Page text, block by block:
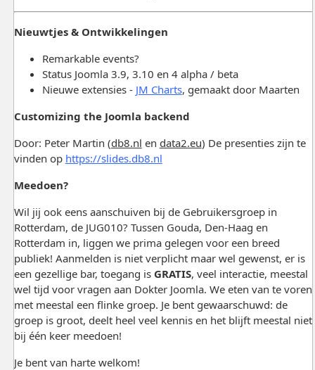
Nieuwtjes & Ontwikkelingen
Remarkable events?
Status Joomla 3.9, 3.10 en 4 alpha / beta
Nieuwe extensies - JM Charts, gemaakt door Maarten
Customizing the Joomla backend
Door: Peter Martin (db8.nl en data2.eu) De presenties zijn te
vinden op https://slides.db8.nl
Meedoen?
Wil jij ook eens aanschuiven bij de Gebruikersgroep in
Rotterdam, de JUG010? Tussen Gouda, Den-Haag en
Rotterdam in, liggen we prima gelegen voor een breed
publiek! Aanmelden is niet verplicht maar wel gewenst, er is
een gezellige bar, toegang is GRATIS, veel interactie, meestal
wel tijd voor vragen aan Dokter Joomla. We eten van te voren
met meestal een flinke groep. Je bent gewaarschuwd: de
groep is groot, deelt heel veel kennis en het blijft meestal niet
bij één keer meedoen!
Je bent van harte welkom!